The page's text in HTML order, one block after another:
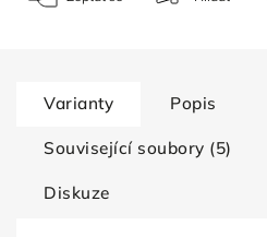
Varianty Popis
Související soubory (5)
Diskuze